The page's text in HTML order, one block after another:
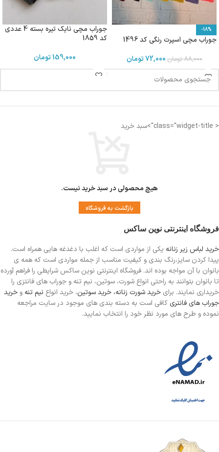
-18%
جوراب مچی اسپرت رنگی کد 1496
88,000 تومان72,000تومان
جوراب مچی نایک تیره بسته 4 عددی
کد 1859
159,000تومان
< class="widget-title">سبد خرید
هیچ محصولی در سبد خرید نیست.
بازگشت به فروشگاه
فروشگاه اینترنتی نوین ساکس
خرید لباس زیر زنانه یکی از مواردی است که اغلب با دغدغه هایی همراه است.
پیدا کردن سایز،رنگ بندی و کیفیت مناسب از جمله مواردی است که همه ی
بانوان با آن مواجه بوده اند. فروشگاه اینترنتی نوین ساکس شرایطی را فراهم آورده
تا بانوان بتوانند به راحتی انواع شورت، سوتین، نیم تنه و جوراب های فانتزی را
خریداری نمایند. برای خرید شورت زنانه، خرید سوتین، خرید انواع نیم تنه و خرید
جوراب های فانتری کافی است به دسته بندی های موجود در سایت مراجعه
نموده و طرح های مورد نظر خود را انتخاب نمایید.